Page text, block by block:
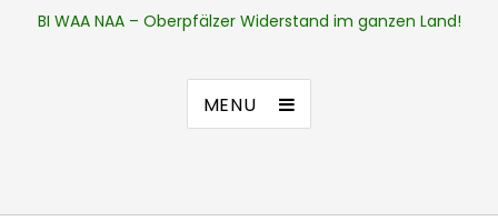
BI WAA NAA – Oberpfälzer Widerstand im ganzen Land!
MENU